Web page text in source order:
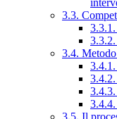
3.3.
3.4.
3.5. Il